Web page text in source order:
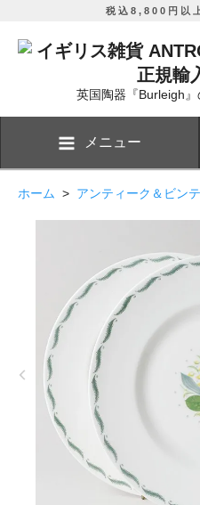
税込8,800円以
英国陶器『Burleigh
メニュー
ホーム > アンティーク＆ビン